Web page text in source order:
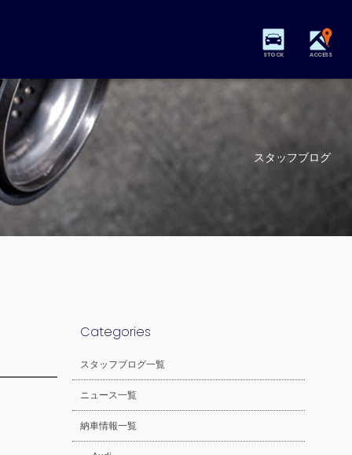
STOCK ACCESS
スタッフブログ
Categories
スタッフブログ一覧
ニュース一覧
納車情報一覧